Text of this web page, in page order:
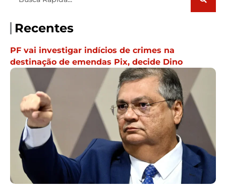
Recentes
PF vai investigar indícios de crimes na
destinação de emendas Pix, decide Dino